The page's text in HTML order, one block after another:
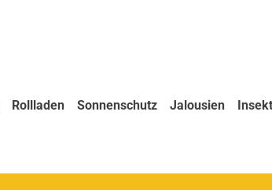
Rollladen Sonnenschutz Jalousien